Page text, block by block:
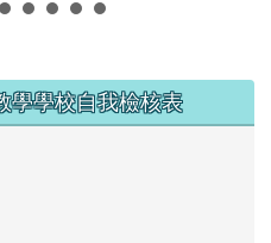
學學校自我檢核表